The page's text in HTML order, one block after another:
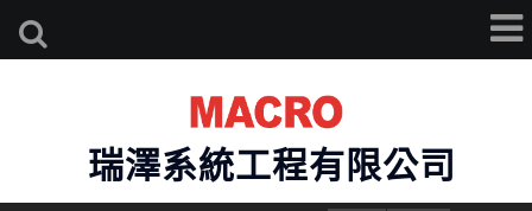
瑞澤系統工程有限公司